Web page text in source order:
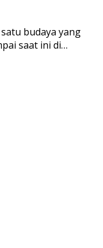
budaya yang
saat ini di…